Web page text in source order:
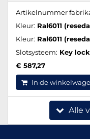
Artikelnummer
Kleur: Ral6011
Kleur: Ral6011
Slotsysteem: Key lock
€ 587,27
In de
Alle